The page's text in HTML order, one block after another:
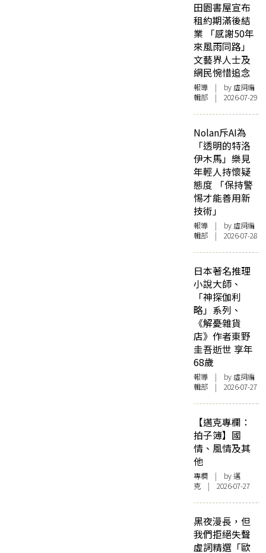
田園書屋宣布
租約期滿後結
業 「感謝50年
來風雨同路」
文藝界人士及
網民惋惜追念
報導 | by 虛詞編
輯部 | 2026-07-29
Nolan斥AI為
「透明的特洛
伊木馬」樂見
年輕人持懷疑
態度 「保持警
惕才能善用新
技術」
報導 | by 虛詞編
輯部 | 2026-07-28
日本著名推理
小說大師、
「神探伽利
略」系列、
《解憂雜貨
店》作者東野
圭吾逝世 享年
68歲
報導 | by 虛詞編
輯部 | 2026-07-27
【邁克專欄：
拍子簿】國
情、風情及其
他
專欄 | by邁
克 | 2026-07-27
黑夜漫長，但
我們拒絕失聲
虛詞精選「歐